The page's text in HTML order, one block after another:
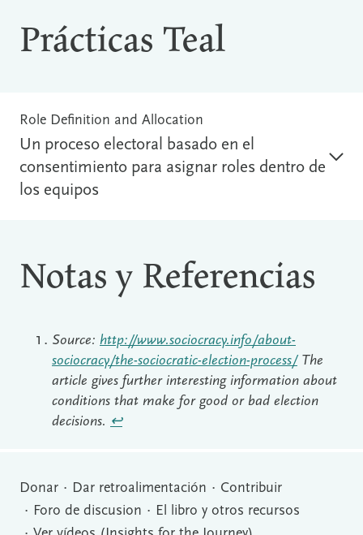
Prácticas Teal
Role Definition and Allocation
Un proceso electoral basado en el
consentimiento para asignar roles dentro de
los equipos
Notas y Referencias
Source: http://www.sociocracy.info/about-
sociocracy/the-sociocratic-election-process/The
article gives further interesting information about
conditions that make for good or bad election
decisions. ↩︎
Donar Dar retroalimentación
Contribuir
Foro de discusion
El libro y otros recursos